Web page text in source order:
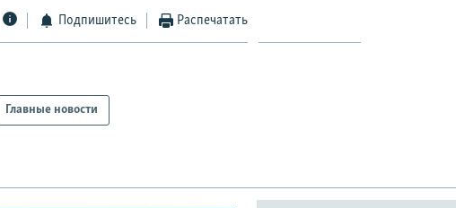
Подпишитесь Распечатать
Главные новости